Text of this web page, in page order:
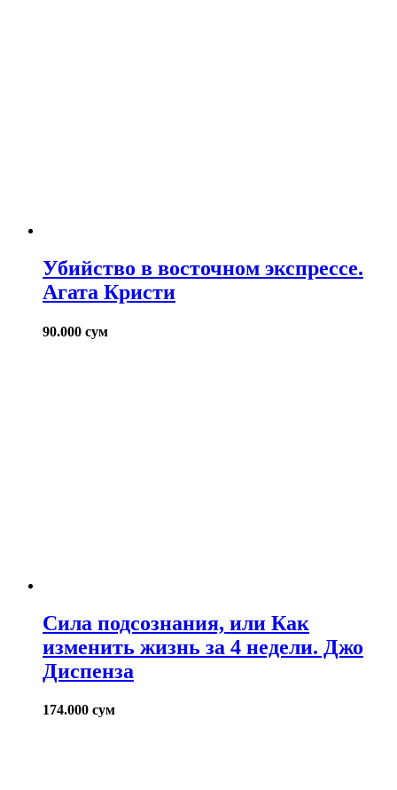
Убийство в восточном экспрессе.
Агата Кристи
90.000 сум
Сила подсознания, или Как
изменить жизнь за 4 недели. Джо
Диспенза
174.000 сум